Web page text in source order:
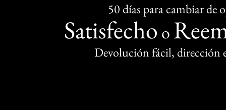
50 días para cambiar de
Satisfecho o
Devolución fácil, dirección